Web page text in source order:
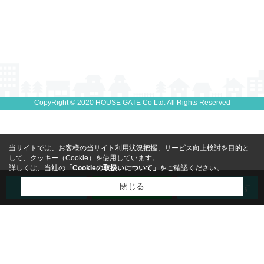
CopyRight © 2020 HOUSE GATE Co Ltd. All Rights Reserved
LINEで相談 マンションを探す
当サイトでは、お客様の当サイト利用状況把握、サービス向上検討を目的と
して、クッキー（Cookie）を使用しています。
詳しくは、当社の「Cookieの取扱いについて」をご確認ください。
閉じる